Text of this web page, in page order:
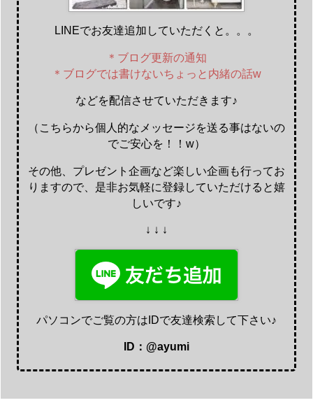
LINEでお友達追加していただくと。。。
＊ブログ更新の通知
＊ブログでは書けないちょっと内緒の話w
などを配信させていただきます♪
（こちらから個人的なメッセージを送る事はないの
でご安心を！！w）
その他、プレゼント企画など楽しい企画も行ってお
りますので、是非お気軽に登録していただけると嬉
しいです♪
↓ ↓ ↓
パソコンでご覧の方はIDで友達検索して下さい♪
ID：@ayumi